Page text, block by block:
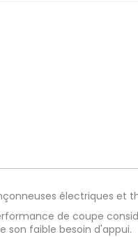
électriques et
de coupe
son faible besoin d'appui.